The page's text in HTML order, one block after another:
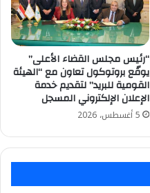
“رئيس مجلس القضاء الأعلى”
يوقّع بروتوكول تعاون مع “الهيئة
القومية للبريد” لتقديم خدمة
الإعلان الإلكتروني المسجل
5 أغسطس، 2026